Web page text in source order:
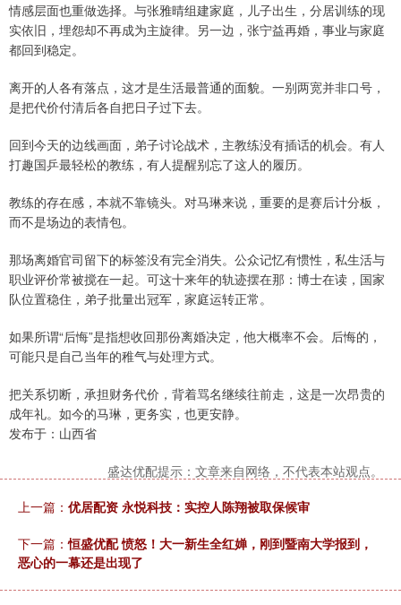
情感层面也重做选择。与张雅晴组建家庭，儿子出生，分居训练的现
实依旧，埋怨却不再成为主旋律。另一边，张宁益再婚，事业与家庭
都回到稳定。
离开的人各有落点，这才是生活最普通的面貌。一别两宽并非口号，
是把代价付清后各自把日子过下去。
回到今天的边线画面，弟子讨论战术，主教练没有插话的机会。有人
打趣国乒最轻松的教练，有人提醒别忘了这人的履历。
教练的存在感，本就不靠镜头。对马琳来说，重要的是赛后计分板，
而不是场边的表情包。
那场离婚官司留下的标签没有完全消失。公众记忆有惯性，私生活与
职业评价常被搅在一起。可这十来年的轨迹摆在那：博士在读，国家
队位置稳住，弟子批量出冠军，家庭运转正常。
如果所谓“后悔”是指想收回那份离婚决定，他大概率不会。后悔的，
可能只是自己当年的稚气与处理方式。
把关系切断，承担财务代价，背着骂名继续往前走，这是一次昂贵的
成年礼。如今的马琳，更务实，也更安静。
发布于：山西省
盛达优配提示：文章来自网络，不代表本站观点。
上一篇： 优居配资 永悦科技：实控人陈翔被取保候审
下一篇：恒盛优配 愤怒！大一新生全红婵，刚到暨南大学报到，
恶心的一幕还是出现了